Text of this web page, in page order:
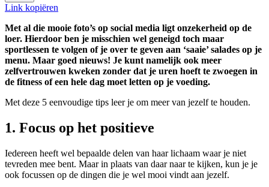
Link kopiëren
Met al die mooie foto’s op social media ligt onzekerheid op de
loer. Hierdoor ben je misschien wel geneigd toch maar
sportlessen te volgen of je over te geven aan ‘saaie’ salades op je
menu. Maar goed nieuws! Je kunt namelijk ook meer
zelfvertrouwen kweken zonder dat je uren hoeft te zwoegen in
de fitness of een hele dag moet letten op je voeding.
Met deze 5 eenvoudige tips leer je om meer van jezelf te houden.
1. Focus op het positieve
Iedereen heeft wel bepaalde delen van haar lichaam waar je niet
tevreden mee bent. Maar in plaats van daar naar te kijken, kun je je
ook focussen op de dingen die je wel mooi vindt aan jezelf.